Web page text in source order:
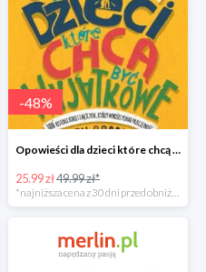
-48%
Opowieści dla dzieci które chcą być wyjątkowe -49%
25.99 zł49.99 zł*